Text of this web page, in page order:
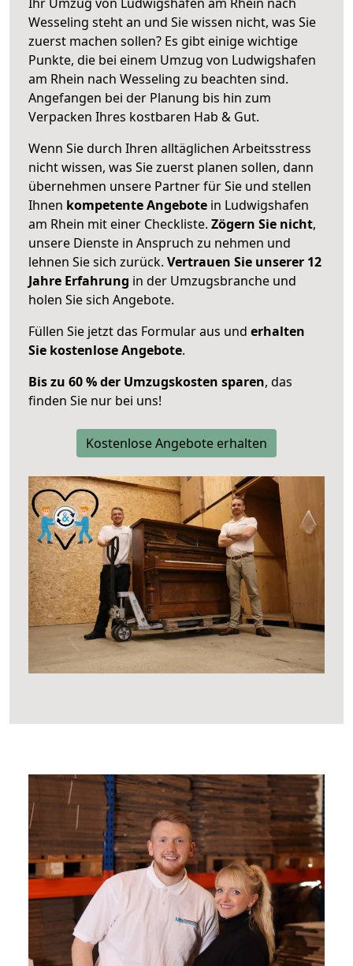
Wesseling steht an und Sie wissen nicht, was Sie
zuerst machen sollen? Es gibt einige wichtige
Punkte, die bei einem Umzug von Ludwigshafen
am Rhein nach Wesseling zu beachten sind.
Angefangen bei der Planung bis hin zum
Verpacken Ihres kostbaren Hab & Gut.
Wenn Sie durch Ihren alltäglichen Arbeitsstress
nicht wissen, was Sie zuerst planen sollen, dann
übernehmen unsere Partner für Sie und stellen
Ihnen kompetente Angebote in Ludwigshafen
am Rhein mit einer Checkliste. Zögern Sie nicht,
unsere Dienste in Anspruch zu nehmen und
lehnen Sie sich zurück. Vertrauen Sie unserer 12
Jahre Erfahrung in der Umzugsbranche und
holen Sie sich Angebote.
Füllen Sie jetzt das Formular aus und erhalten
Sie kostenlose Angebote.
Bis zu 60 % der Umzugskosten sparen, das
finden Sie nur bei uns!
Kostenlose Angebote erhalten